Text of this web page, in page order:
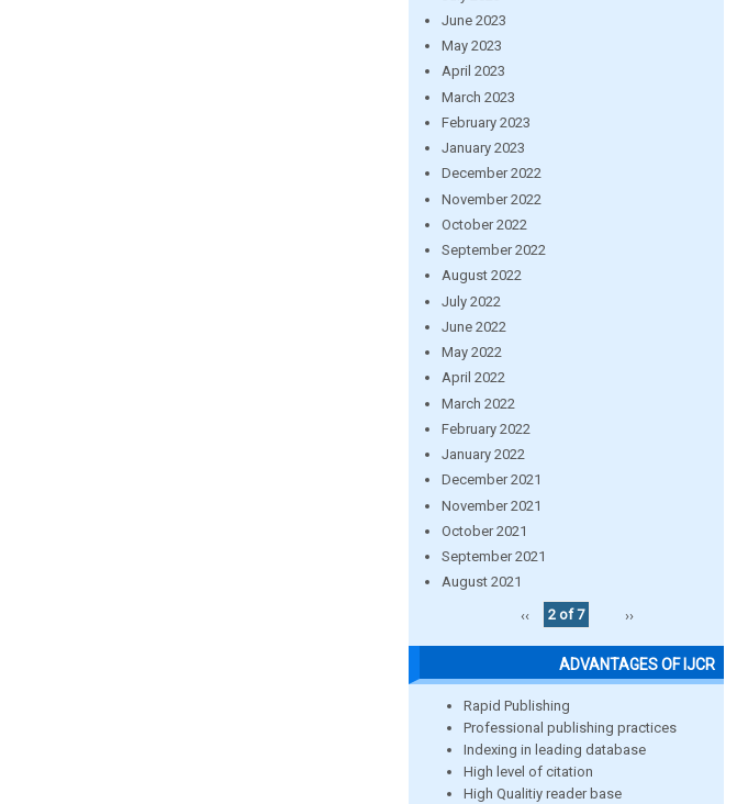
June 2023
May 2023
April 2023
March 2023
February 2023
January 2023
December 2022
November 2022
October 2022
September 2022
August 2022
July 2022
June 2022
May 2022
April 2022
March 2022
February 2022
January 2022
December 2021
November 2021
October 2021
September 2021
August 2021
‹‹
2 of 7 ››
ADVANTAGES OF IJCR
Rapid Publishing
Professional publishing practices
Indexing in leading database
High level of citation
High Qualitiy reader base